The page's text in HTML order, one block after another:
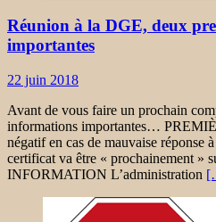
Réunion à la DGE, deux
importantes
22 juin 2018
Avant de vous faire un prochain
informations importantes…
négatif en cas de mauvaise réponse
certificat va être « prochainement »
INFORMATION L’administration